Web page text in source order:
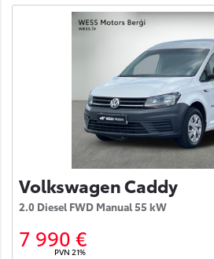
Volkswagen Caddy
2.0 Diesel FWD Manual 55 kW
7 990 €
PVN 21%